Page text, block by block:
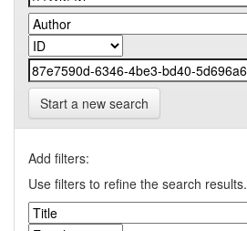
Start a new search
Add filters:
Use filters to refine the search results.